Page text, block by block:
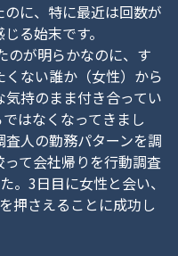
のに、特に最近は回数が
る始末です。
のが明らかなのに、す
ない誰か（女性）から
持のまま付き合ってい
はなくなってきまし
人の勤務パターンを調
て会社帰りを行動調査
。3日目に女性と会い、
押さえることに成功し